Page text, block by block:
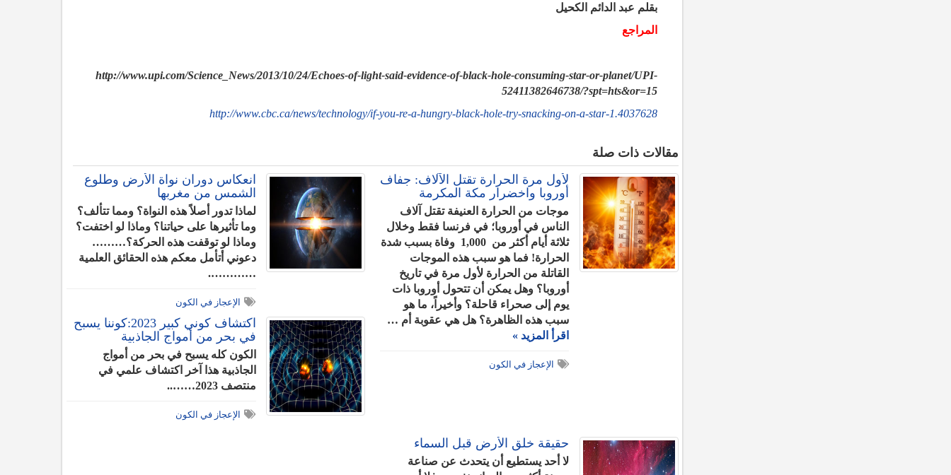
بقلم عبد الدائم الكحيل
المراجع
http://www.upi.com/Science_News/2013/10/24/Echoes-of-light-said-evidence-of-black-hole-consuming-star-or-planet/UPI-
52411382646738/?spt=hts&or=15
http://www.cbc.ca/news/technology/if-you-re-a-hungry-black-hole-try-snacking-on-a-star-1.4037628
مقالات ذات صلة
لأول مرة الحرارة تقتل الآلاف: جفاف
أوروبا واخضرار مكة المكرمة
موجات من الحرارة العنيفة تقتل آلاف
الناس في أوروبا؛ في فرنسا فقط وخلال
ثلاثة أيام أكثر من 1,000 وفاة بسبب شدة
الحرارة! فما هو سبب هذه الموجات
القاتلة من الحرارة لأول مرة في تاريخ
أوروبا؟ وهل يمكن أن تتحول أوروبا ذات
يوم إلى صحراء قاحلة؟ وأخيراً، ما هو
سبب هذه الظاهرة؟ هل هي عقوبة أم …
اقرأ المزيد »
الإعجاز في الكون
انعكاس دوران نواة الأرض وطلوع
الشمس من مغربها
لماذا تدور أصلاً هذه النواة؟ ومما تتألف؟
وما تأثيرها على حياتنا؟ وماذا لو اختفت؟
وماذا لو توقفت هذه الحركة؟………
دعوني أتأمل معكم هذه الحقائق العلمية
………….
الإعجاز في الكون
اكتشاف كوني كبير 2023:كوننا يسبح
في بحر من أمواج الجاذبية
الكون كله يسبح في بحر من أمواج
الجاذبية هذا آخر اكتشاف علمي في
منتصف 2023……..
الإعجاز في الكون
حقيقة خلق الأرض قبل السماء
لا أحد يستطيع أن يتحدث عن صناعة